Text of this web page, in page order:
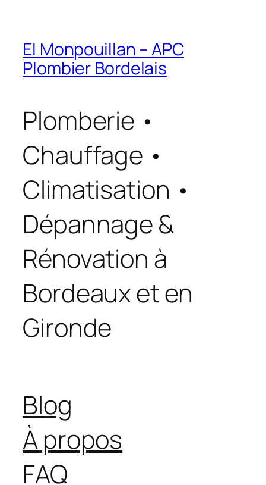
EI Monpouillan – APC
Plombier Bordelais
Plomberie •
Chauffage •
Climatisation •
Dépannage &
Rénovation à
Bordeaux et en
Gironde
Blog
À propos
FAQ